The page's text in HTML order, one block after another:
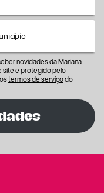
novidades da Mariana
site é protegido pelo
termos de serviçodo